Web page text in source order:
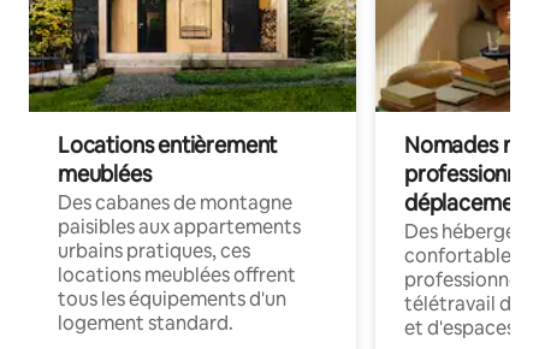
Locations entièrement
meublées
Des cabanes de montagne
paisibles aux appartements
urbains pratiques, ces
locations meublées offrent
tous les équipements d'un
logement standard.
Nomades
déplacement
Des
confortables
professionnels
télétravail
et d'espaces